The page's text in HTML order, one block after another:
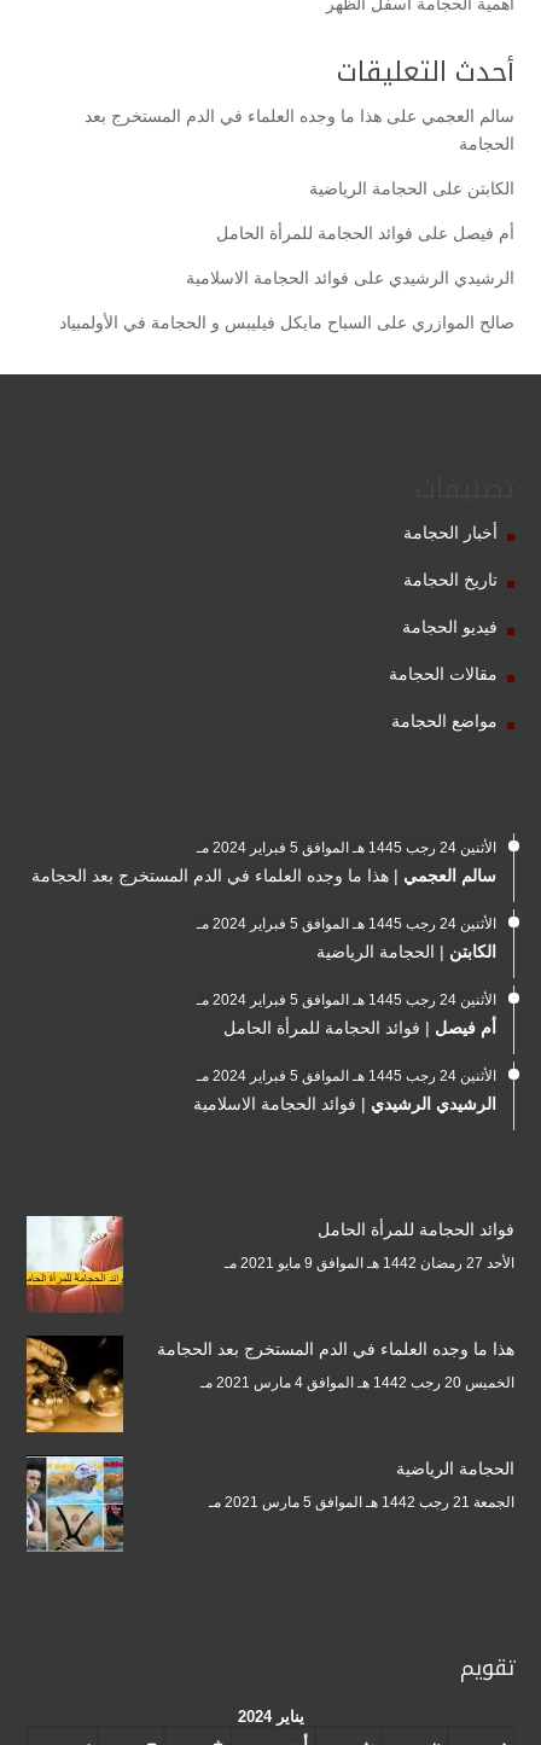
أهمية الحجامة أسفل الظهر
أحدث التعليقات
سالم العجمي على هذا ما وجده العلماء في الدم المستخرج بعد
الحجامة
الكابتن على الحجامة الرياضية
أم فيصل على فوائد الحجامة للمرأة الحامل
الرشيدي الرشيدي على فوائد الحجامة الاسلامية
صالح الموازري على السباح مايكل فيليبس و الحجامة في الأولمبياد
أخبار الحجامة
تاريخ الحجامة
فيديو الحجامة
مقالات الحجامة
مواضع الحجامة
الأثنين 24 رجب 1445 هـ الموافق 5 فبراير 2024 مـ
سالم العجمي | هذا ما وجده العلماء في الدم المستخرج بعد الحجامة
الأثنين 24 رجب 1445 هـ الموافق 5 فبراير 2024 مـ
الكابتن | الحجامة الرياضية
الأثنين 24 رجب 1445 هـ الموافق 5 فبراير 2024 مـ
أم فيصل | فوائد الحجامة للمرأة الحامل
الأثنين 24 رجب 1445 هـ الموافق 5 فبراير 2024 مـ
الرشيدي الرشيدي | فوائد الحجامة الاسلامية
فوائد الحجامة للمرأة الحامل
الأحد 27 رمضان 1442 هـ الموافق 9 مايو 2021 مـ
هذا ما وجده العلماء في الدم المستخرج بعد الحجامة
الخميس 20 رجب 1442 هـ الموافق 4 مارس 2021 مـ
الحجامة الرياضية
الجمعة 21 رجب 1442 هـ الموافق 5 مارس 2021 مـ
تقويم
يناير 2024